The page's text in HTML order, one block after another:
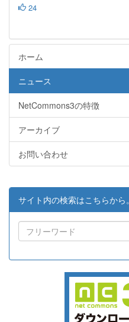
24
ホーム
ニュース
NetCommons3の特徴
アーカイブ
お問い合わせ
サイト内の検索はこちらから。